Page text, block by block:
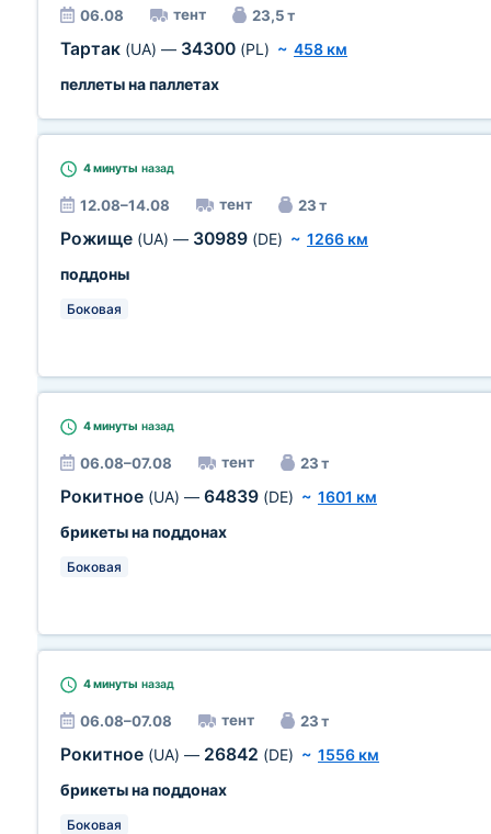
06.08 тент 23,5 т
Тартак (UA) — 34300 (PL) ~ 458 км
пеллеты на паллетах
4 минуты назад
12.08–14.08 тент 23 т
Рожище (UA) — 30989 (DE) ~ 1266 км
поддоны
Боковая
4 минуты назад
06.08–07.08 тент 23 т
Рокитное (UA) — 64839 (DE) ~ 1601 км
брикеты на поддонах
Боковая
4 минуты назад
06.08–07.08 тент 23 т
Рокитное (UA) — 26842 (DE) ~ 1556 км
брикеты на поддонах
Боковая